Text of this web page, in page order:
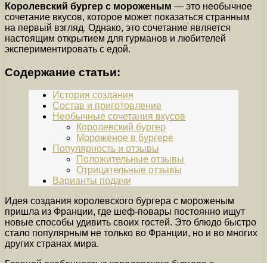
Королевский бургер с мороженым — это необычное
сочетание вкусов, которое может показаться странным
на первый взгляд. Однако, это сочетание является
настоящим открытием для гурманов и любителей
экспериментировать с едой.
Содержание статьи:
История создания
Состав и приготовление
Необычные сочетания вкусов
Королевский бургер
Мороженое в бургере
Популярность и отзывы
Положительные отзывы
Отрицательные отзывы
Варианты подачи
Идея создания королевского бургера с мороженым
пришла из Франции, где шеф-повары постоянно ищут
новые способы удивить своих гостей. Это блюдо быстро
стало популярным не только во Франции, но и во многих
других странах мира.